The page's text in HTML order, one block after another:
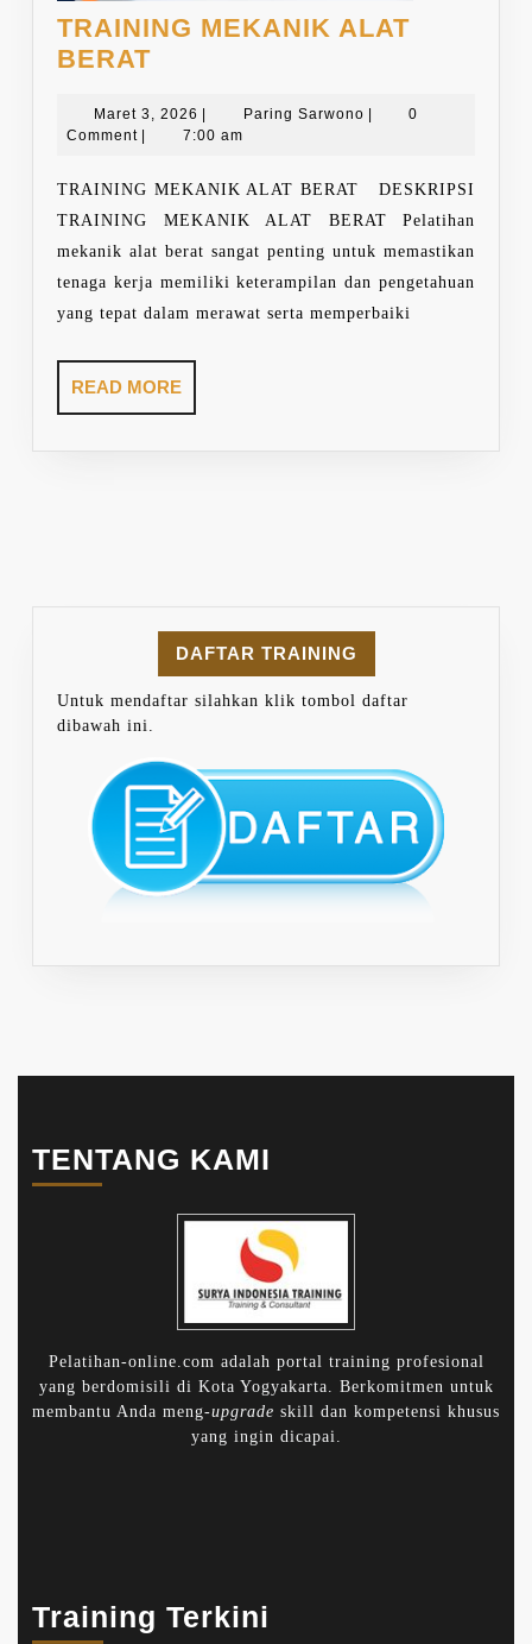
TRAINING MEKANIK ALAT
BERATTRAINING
ALAT
Maret 3, 2026 Maret
3,
Paring SarwonoParing0
Comment
7:00 am
TRAINING MEKANIK ALAT BERAT DESKRIPSI
TRAINING MEKANIK ALAT BERAT Pelatihan
mekanik alat berat sangat penting untuk memastikan
tenaga kerja memiliki keterampilan dan pengetahuan
yang tepat dalam merawat serta memperbaiki
READ MOREREAD
MORE
DAFTAR TRAINING
Untuk mendaftar silahkan klik tombol daftar
dibawah ini.
TENTANG KAMI
Pelatihan-online.com adalah portal training profesional
yang berdomisili di Kota Yogyakarta. Berkomitmen untuk
membantu Anda meng-upgrade skill dan kompetensi khusus
yang ingin dicapai.
Training Terkini